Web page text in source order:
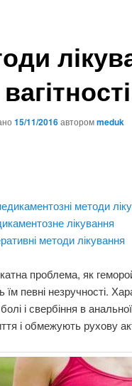
15/11/2016авторомmeduk
методи
лікування
методи лікування
проблема, як
їм певні незручності.
і свербіння в
і обмежують рухову